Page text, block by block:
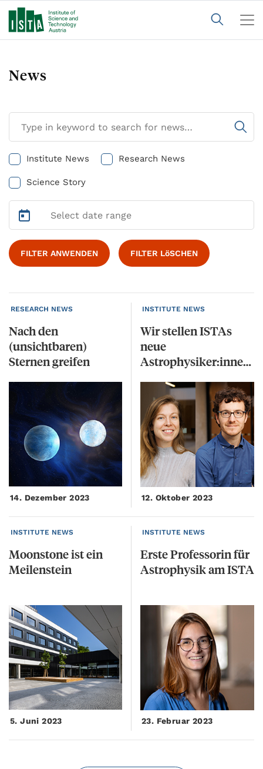
News
Institute News Research News
Science Story
FILTER ANWENDEN FILTER LöSCHEN
RESEARCH NEWS
Nach den
(unsichtbaren)
Sternen greifen
14. Dezember 2023
INSTITUTE NEWS
Wir stellen ISTAs
neue
Astrophysiker:innen vor
12. Oktober 2023
INSTITUTE NEWS
Moonstoneistein
Meilenstein
5. Juni 2023
INSTITUTE NEWS
ErsteProfessorinfür
AstrophysikamISTA
23. Februar 2023